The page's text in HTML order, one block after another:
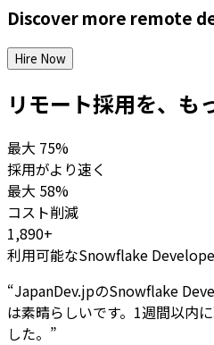
Discover more remote
Hire Now
リモート採用を、も
最大 75%
採用がより速く
最大 58%
コスト削減
1,890+
利用可能なSnowflake
“JapanDev.jpのSnowflake
は素晴らしいです。1週間以内
した。 ”